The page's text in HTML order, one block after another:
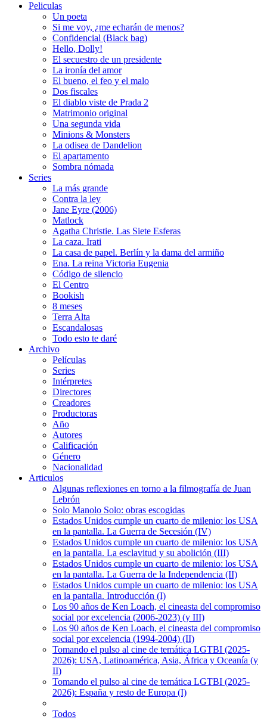
Peliculas
Un poeta
Si me voy, ¿me echarán de menos?
Confidencial (Black bag)
Hello, Dolly!
El secuestro de un presidente
La ironía del amor
El bueno, el feo y el malo
Dos fiscales
El diablo viste de Prada 2
Matrimonio original
Una segunda vida
Minions & Monsters
La odisea de Dandelion
El apartamento
Sombra nómada
Series
La más grande
Contra la ley
Jane Eyre (2006)
Matlock
Agatha Christie. Las Siete Esferas
La caza. Irati
La casa de papel. Berlín y la dama del armiño
Ena. La reina Victoria Eugenia
Código de silencio
El Centro
Bookish
8 meses
Terra Alta
Escandalosas
Todo esto te daré
Archivo
Películas
Series
Intérpretes
Directores
Creadores
Productoras
Año
Autores
Calificación
Género
Nacionalidad
Articulos
Algunas reflexiones en torno a la filmografía de Juan
Lebrón
Solo Manolo Solo: obras escogidas
Estados Unidos cumple un cuarto de milenio: los USA
en la pantalla. La Guerra de Secesión (IV)
Estados Unidos cumple un cuarto de milenio: los USA
en la pantalla. La esclavitud y su abolición (III)
Estados Unidos cumple un cuarto de milenio: los USA
en la pantalla. La Guerra de la Independencia (II)
Estados Unidos cumple un cuarto de milenio: los USA
en la pantalla. Introducción (I)
Los 90 años de Ken Loach, el cineasta del compromiso
social por excelencia (2006-2023) (y III)
Los 90 años de Ken Loach, el cineasta del compromiso
social por excelencia (1994-2004) (II)
Tomando el pulso al cine de temática LGTBI (2025-
2026): USA, Latinoamérica, Asia, África y Oceanía (y
II)
Tomando el pulso al cine de temática LGTBI (2025-
2026): España y resto de Europa (I)
Todos